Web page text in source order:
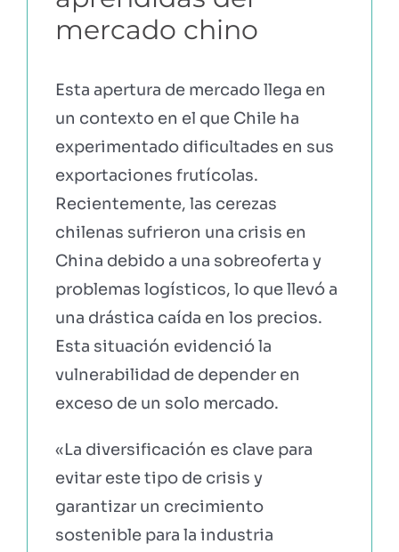
mercado chino
Esta apertura de mercado llega en
un contexto en el que Chile ha
experimentado dificultades en sus
exportaciones frutícolas.
Recientemente, las cerezas
chilenas sufrieron una crisis en
China debido a una sobreoferta y
problemas logísticos, lo que llevó a
una drástica caída en los precios.
Esta situación evidenció la
vulnerabilidad de depender en
exceso de un solo mercado.
«La diversificación es clave para
evitar este tipo de crisis y
garantizar un crecimiento
sostenible para la industria